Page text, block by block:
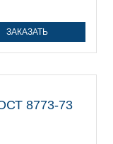
ЗАКАЗАТЬ